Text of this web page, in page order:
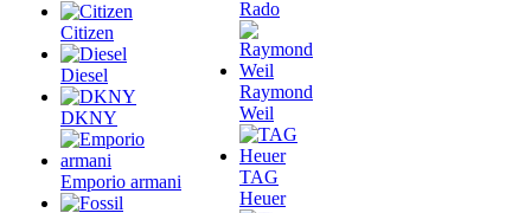
Citizen
Diesel
DKNY
Emporio armani
Rado
Raymond
Weil
TAG
Heuer